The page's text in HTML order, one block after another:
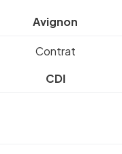
Avignon
Contrat
CDI